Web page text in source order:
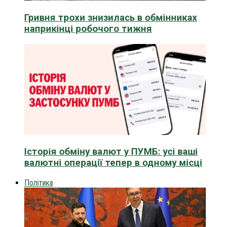
Гривня трохи знизилась в обмінниках
наприкінці робочого тижня
Історія обміну валют у ПУМБ: усі ваші
валютні операції тепер в одному місці
Політика